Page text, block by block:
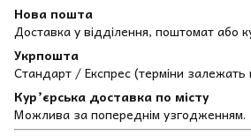
Нова пошта
Доставка у відділення, поштомат або
Укрпошта
Стандарт / Експрес (терміни залежать
Кур’єрська доставка по місту
Можлива за попереднім узгодженням.